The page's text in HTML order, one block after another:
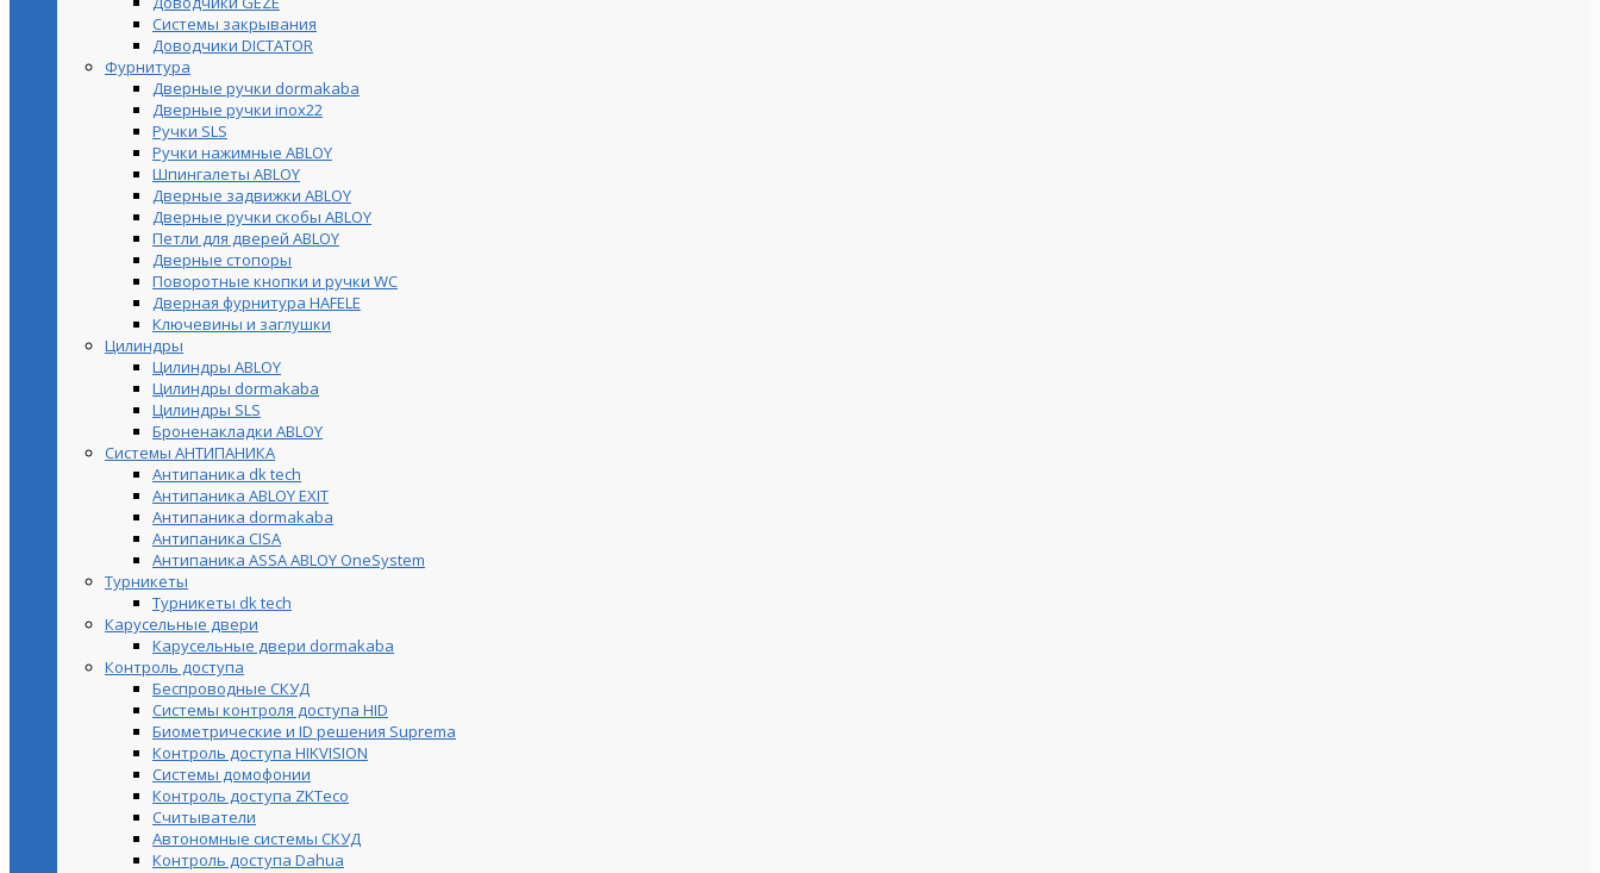
Cистемы закрывания
Доводчики DICTATOR
Фурнитура
Дверные ручки dormakaba
Дверные ручки inox22
Ручки SLS
Ручки нажимные ABLOY
Шпингалеты ABLOY
Дверные задвижки ABLOY
Дверные ручки скобы ABLOY
Петли для дверей ABLOY
Дверные стопоры
Поворотные кнопки и ручки WC
Дверная фурнитура HAFELE
Ключевины и заглушки
Цилиндры
Цилиндры ABLOY
Цилиндры dormakaba
Цилиндры SLS
Броненакладки ABLOY
Системы АНТИПАНИКА
Антипаника dk tech
Антипаника ABLOY EXIT
Антипаника dormakaba
Антипаника СISA
Антипаника ASSA ABLOY OneSystem
Турникеты
Турникеты dk tech
Карусельные двери
Карусельные двери dormakaba
Контроль доступа
Беспроводные СКУД
Системы контроля доступа HID
Биометрические и ID решения Suprema
Контроль доступа HIKVISION
Системы домофонии
Контроль доступа ZKTeco
Считыватели
Автономные системы СКУД
Контроль доступа Dahua